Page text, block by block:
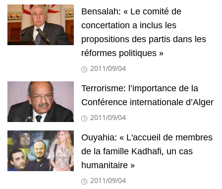
Bensalah: « Le comité de
concertation a inclus les
propositions des partis dans les
réformes politiques »
2011/09/04
Terrorisme: l’importance de la
Conférence internationale d’Alger
2011/09/04
Ouyahia: « L'accueil de membres
de la famille Kadhafi, un cas
humanitaire »
2011/09/04